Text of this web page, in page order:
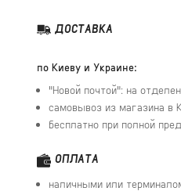
ДОСТАВКА
по Киеву и Украине:
"Новой почтой": на
самовывоз из магазина в
бесплатно при полной
ОПЛАТА
наличными или